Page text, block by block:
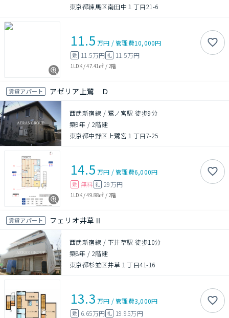
東京都練馬区南田中１丁目21-6
11.5 万円 /管理費10,000円
敷 11.5万円 礼 11.5万円
1LDK/47.41㎡ / 2階
賃貸アパート アゼリア上鷺 Ｄ
西武新宿線 / 鷺ノ宮駅 徒歩9分
築9年 / 2階建
東京都中野区上鷺宮１丁目7-25
14.5 万円 /管理費6,000円
敷 無料 礼 29万円
1LDK/49.88㎡ / 2階
賃貸アパート フェリオ井草Ⅱ
西武新宿線 / 下井草駅 徒歩10分
築8年 / 2階建
東京都杉並区井草１丁目41-16
13.3 万円 /管理費3,000円
敷 6.65万円 礼 19.95万円